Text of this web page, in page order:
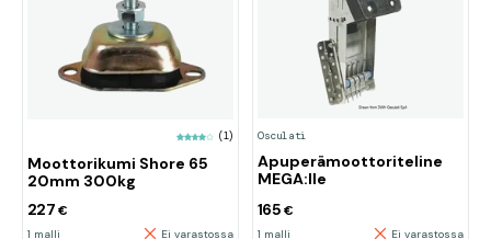
(1)
Moottorikumi Shore 65
20mm 300kg
227 €
1 malli Ei varastossa
Osculati
Apuperämoottoriteline
MEGA:lle
165 €
1 malli Ei varastossa